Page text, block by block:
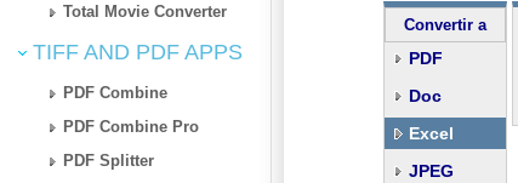
Total Movie Converter
TIFF AND PDF APPS
PDF Combine
PDF Combine Pro
PDF Splitter
Convertir a
PDF
Doc
Excel
JPEG